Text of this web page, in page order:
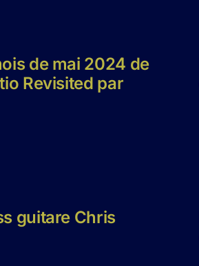
de mai 2024 de
Revisited par
guitare Chris